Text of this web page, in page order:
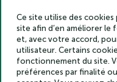
Académie des inscriptions
Ce site utilise des
site afin d’en améliorer
et, avec votre accord,
utilisateur. Certains
fonctionnement du site.
préférences par finalité